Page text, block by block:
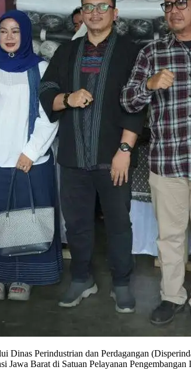
Dinas Perindustrian dan Perdagangan
Barat di Satuan Pelayanan